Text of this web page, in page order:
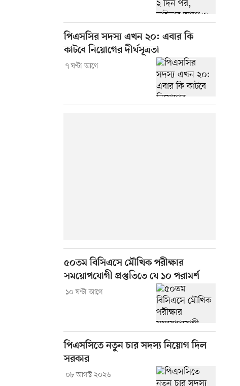
পিএসসির সদস্য এখন ২০: এবার কি
কাটবে নিয়োগের দীর্ঘসূত্রতা
৭ ঘণ্টা আগে
৫০তম বিসিএসে মৌখিক পরীক্ষার
সময়োপযোগী প্রস্তুতিতে যে ১০ পরামর্শ
১০ ঘণ্টা আগে
পিএসসিতে নতুন চার সদস্য নিয়োগ দিল
সরকার
০৮ আগস্ট ২০২৬